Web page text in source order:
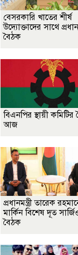
বেসরকারি খাতের শীর্ষ
উদ্যোক্তাদের সাথে
বৈঠক
বিএনপির স্থায়ী
আজ
প্রধানমন্ত্রী তারেক
মার্কিন বিশেষ দূত
বৈঠক